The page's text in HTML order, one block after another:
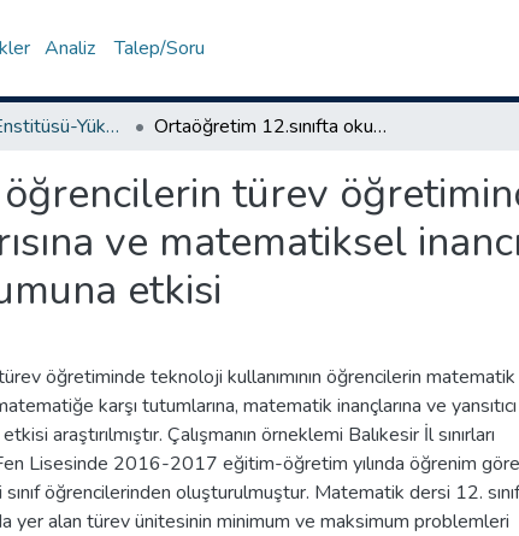
Analiz Talep/Soru
Fen Bilimleri Enstitüsü-Yüksek Lisans Tezleri Ortaöğretim 12.sınıfta okuyan öğrencilerin türev öğretiminde teknoloji kullanımının öğrencilerin başarısına ve matematiksel inancına yansıtıcı düşüncesine ve matematik tutumuna etkisi
türev
ve matematiksel
etkisi
öğretiminde teknoloji kullanımının öğrencilerin matematik
karşı tutumlarına, matematik inançlarına ve yansıtıcı
araştırılmıştır. Çalışmanın örneklemi Balıkesir İl sınırları
Lisesinde 2016-2017 eğitim-öğretim yılında öğrenim
öğrencilerinden oluşturulmuştur. Matematik dersi 12. sınıf
yer alan türev ünitesinin minimum ve maksimum problemleri